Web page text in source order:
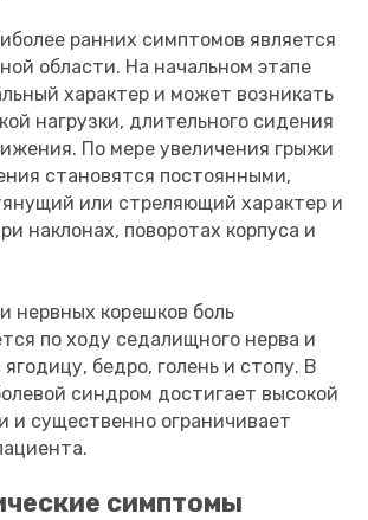
ранних симптомов является
области. На начальном этапе
характер и может возникать
нагрузки, длительного сидения
По мере увеличения грыжи
становятся постоянными,
или стреляющий характер и
наклонах, поворотах корпуса и
нервных корешков боль
по ходу седалищного нерва и
бедро, голень и стопу. В
синдром достигает высокой
и существенно ограничивает
симптомы